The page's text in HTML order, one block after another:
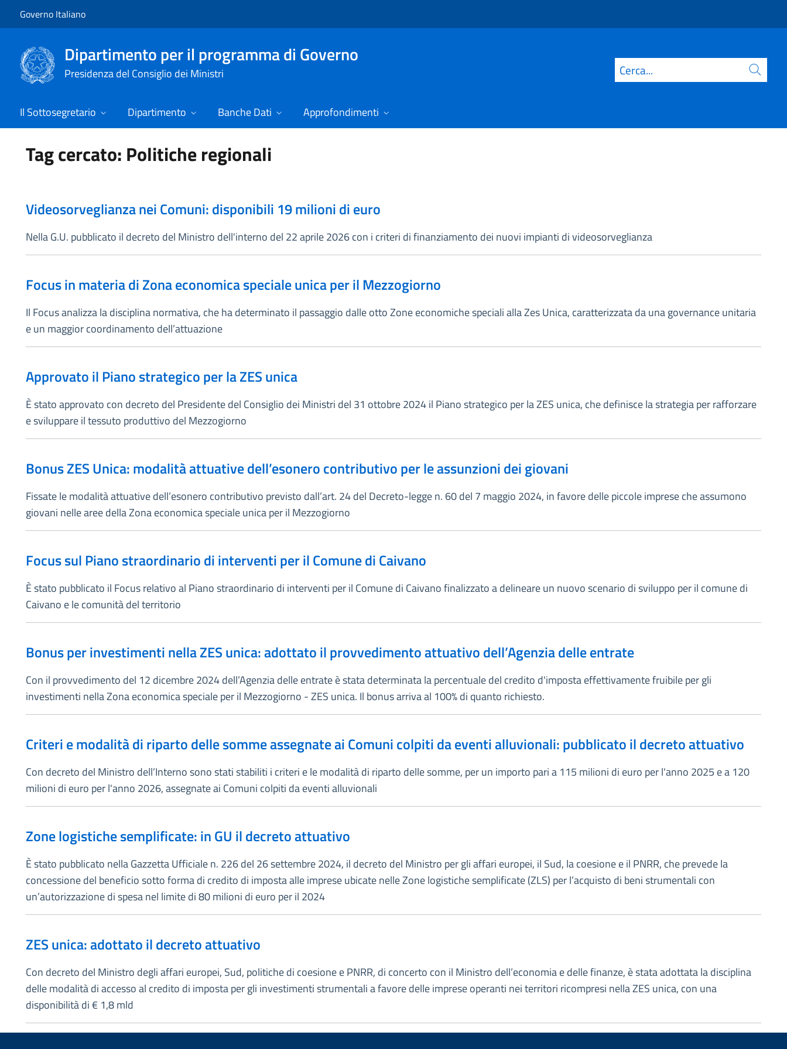
Governo Italiano
Dipartimento per il programma di Governo
Presidenza del Consiglio dei Ministri Cerca
Il Sottosegretario Dipartimento Banche Dati Approfondimenti
Tag cercato: Politiche regionali
Videosorveglianza nei Comuni: disponibili 19 milioni di euro
Nella G.U. pubblicato il decreto del Ministro dell'interno del 22 aprile 2026 con i criteri di finanziamento dei nuovi impianti di videosorveglianza
Focus in materia di Zona economica speciale unica per il Mezzogiorno
Il Focus analizza la disciplina normativa, che ha determinato il passaggio dalle otto Zone economiche speciali alla Zes Unica, caratterizzata da una governance unitaria
e un maggior coordinamento dell’attuazione
Approvato il Piano strategico per la ZES unica
È stato approvato con decreto del Presidente del Consiglio dei Ministri del 31 ottobre 2024 il Piano strategico per la ZES unica, che definisce la strategia per rafforzare
e sviluppare il tessuto produttivo del Mezzogiorno
Bonus ZES Unica: modalità attuative dell’esonero contributivo per le assunzioni dei giovani
Fissate le modalità attuative dell’esonero contributivo previsto dall’art. 24 del Decreto-legge n. 60 del 7 maggio 2024, in favore delle piccole imprese che assumono
giovani nelle aree della Zona economica speciale unica per il Mezzogiorno
Focus sul Piano straordinario di interventi per il Comune di Caivano
È stato pubblicato il Focus relativo al Piano straordinario di interventi per il Comune di Caivano finalizzato a delineare un nuovo scenario di sviluppo per il comune di
Caivano e le comunità del territorio
Bonus per investimenti nella ZES unica: adottato il provvedimento attuativo dell’Agenzia delle entrate
Con il provvedimento del 12 dicembre 2024 dell’Agenzia delle entrate è stata determinata la percentuale del credito d'imposta effettivamente fruibile per gli
investimenti nella Zona economica speciale per il Mezzogiorno - ZES unica. Il bonus arriva al 100% di quanto richiesto.
Criteri e modalità di riparto delle somme assegnate ai Comuni colpiti da eventi alluvionali: pubblicato il decreto attuativo
Con decreto del Ministro dell’Interno sono stati stabiliti i criteri e le modalità di riparto delle somme, per un importo pari a 115 milioni di euro per l'anno 2025 e a 120
milioni di euro per l'anno 2026, assegnate ai Comuni colpiti da eventi alluvionali
Zone logistiche semplificate: in GU il decreto attuativo
È stato pubblicato nella Gazzetta Ufficiale n. 226 del 26 settembre 2024, il decreto del Ministro per gli affari europei, il Sud, la coesione e il PNRR, che prevede la
concessione del beneficio sotto forma di credito di imposta alle imprese ubicate nelle Zone logistiche semplificate (ZLS) per l’acquisto di beni strumentali con
un’autorizzazione di spesa nel limite di 80 milioni di euro per il 2024
ZES unica: adottato il decreto attuativo
Con decreto del Ministro degli affari europei, Sud, politiche di coesione e PNRR, di concerto con il Ministro dell’economia e delle finanze, è stata adottata la disciplina
delle modalità di accesso al credito di imposta per gli investimenti strumentali a favore delle imprese operanti nei territori ricompresi nella ZES unica, con una
disponibilità di € 1,8 mld